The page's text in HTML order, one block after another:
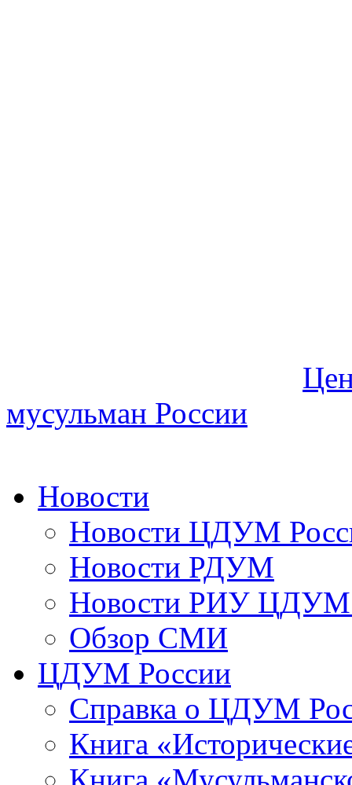
мусульман России
Новости
Новости ЦДУМ
Новости РДУМ
Новости РИУ ЦДУМ
Обзор СМИ
ЦДУМ России
Справка о ЦДУМ
Книга